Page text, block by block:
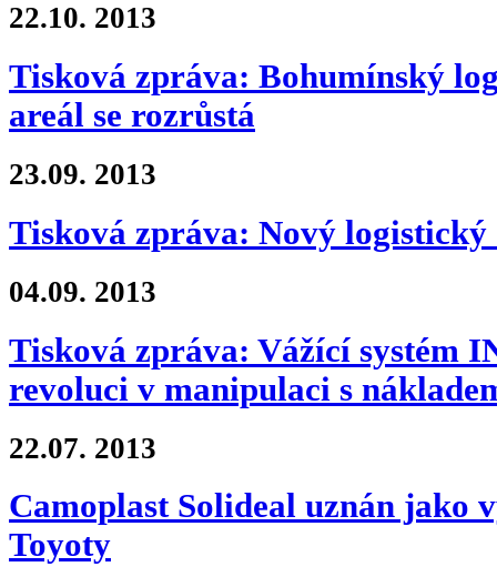
22.10. 2013
Tisková zpráva: Bohumínský
areál se rozrůstá
23.09. 2013
Tisková zpráva: Nový logistický
04.09. 2013
Tisková zpráva: Vážící systém
revoluci v manipulaci s
22.07. 2013
Camoplast Solideal uznán jako
Toyoty